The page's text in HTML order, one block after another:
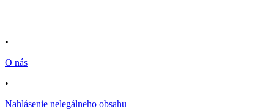
•
O nás
•
Nahlásenie nelegálneho obsahu